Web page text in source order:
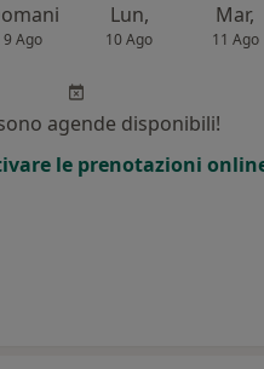
9 Ago
Lun,
10 Ago
Mar,
11 Ago
agende disponibili!
le prenotazioni